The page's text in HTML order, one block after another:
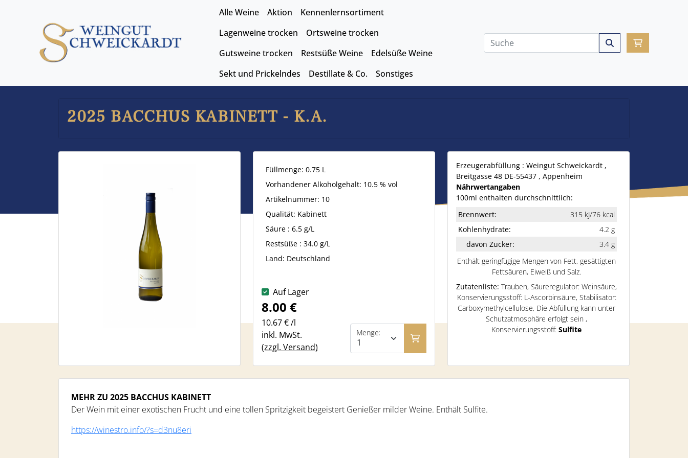
Alle Weine Aktion
Kennenlernsortiment
Lagenweine trocken
Ortsweine trocken
Gutsweine trocken
Restsüße Weine
Edelsüße Weine
Sekt und Prickelndes
Destillate & Co. Sonstiges
2025 BACCHUS KABINETT - K.A.
Füllmenge: 0.75 L
Vorhandener Alkoholgehalt: 10.5 % vol
Artikelnummer: 10
Qualität: Kabinett
Säure : 6.5 g/L
Restsüße : 34.0 g/L
Land: Deutschland
Sorte: Bacchus
Anbaugebiet: Rheinhessen
Auf Lager
8.00 €
10.67 € /l
inkl. MwSt.
(zzgl. Versand)
Menge:
Erzeugerabfüllung : Weingut Schweickardt ,
Breitgasse 48 DE-55437 , Appenheim
Nährwertangaben
100ml enthalten durchschnittlich:
Brennwert:
315 kJ/76 kcal
Kohlenhydrate:
4.2 g
davon Zucker:
3.4 g
Enthält geringfügige Mengen von Fett, gesättigten
Fettsäuren, Eiweiß und Salz.
Zutatenliste: Trauben, Säureregulator: Weinsäure,
Konservierungsstoff: L-Ascorbinsäure, Stabilisator:
Carboxymethylcellulose, Die Abfüllung kann unter
Schutzatmosphäre erfolgt sein ,
Konservierungsstoff: Sulfite
MEHR ZU 2025 BACCHUS KABINETT
Der Wein mit einer exotischen Frucht und eine tollen Spritzigkeit begeistert Genießer milder Weine. Enthält Sulfite.
https://winestro.info/?s=d3nu8eri